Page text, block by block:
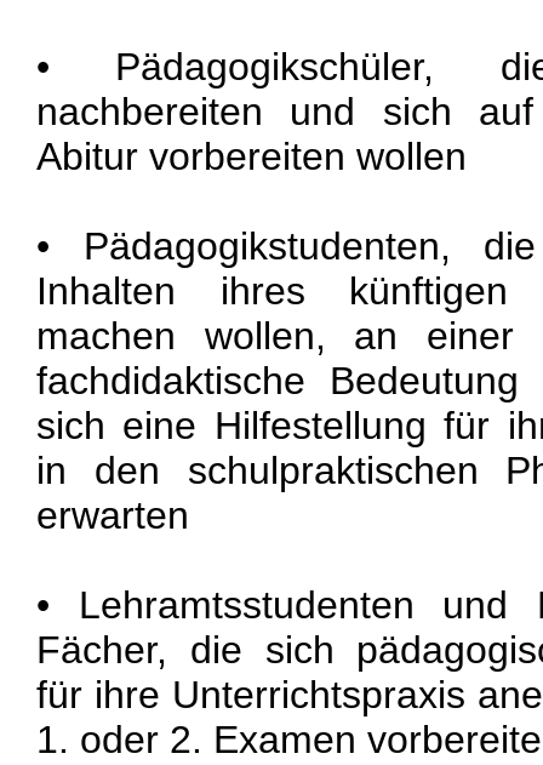
• Pädagogikschüler,
nachbereiten und sich
Abitur vorbereiten wollen
• Pädagogikstudenten,
Inhalten ihres künftigen
machen wollen, an einer
fachdidaktische
sich eine Hilfestellung für
in den schulpraktischen
erwarten
• Lehramtsstudenten und
Fächer, die sich
für ihre Unterrichtspraxis
1. oder 2. Examen